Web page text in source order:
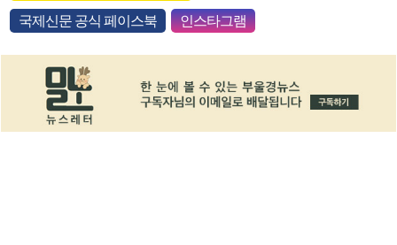
국제신문 공식 페이스북 인스타그램